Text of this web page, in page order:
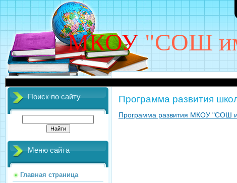
МКОУ "СОШ
Поиск по сайту
Меню сайта
Главная страница
Программа развития
Программа развития МКОУ "СОШ